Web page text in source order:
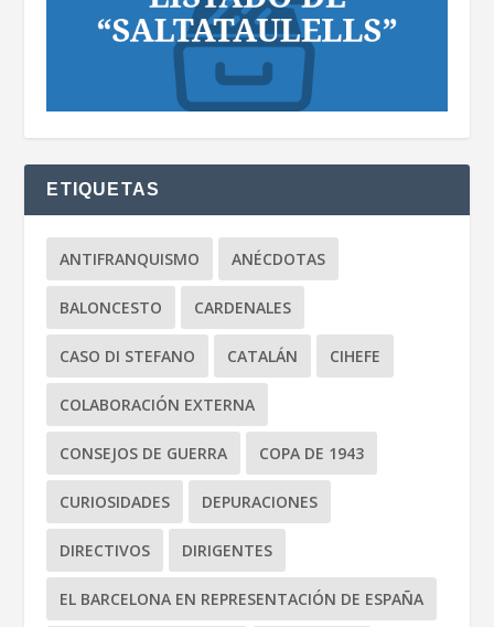
ETIQUETAS
ANTIFRANQUISMO ANÉCDOTAS
BALONCESTO CARDENALES
CASO DI STEFANO CATALÁN CIHEFE
COLABORACIÓN EXTERNA
CONSEJOS DE GUERRA COPA DE 1943
CURIOSIDADES DEPURACIONES
DIRECTIVOS DIRIGENTES
EL BARCELONA EN REPRESENTACIÓN DE ESPAÑA